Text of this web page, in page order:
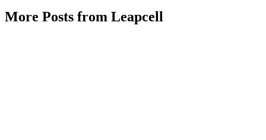
More Posts from Leapcell